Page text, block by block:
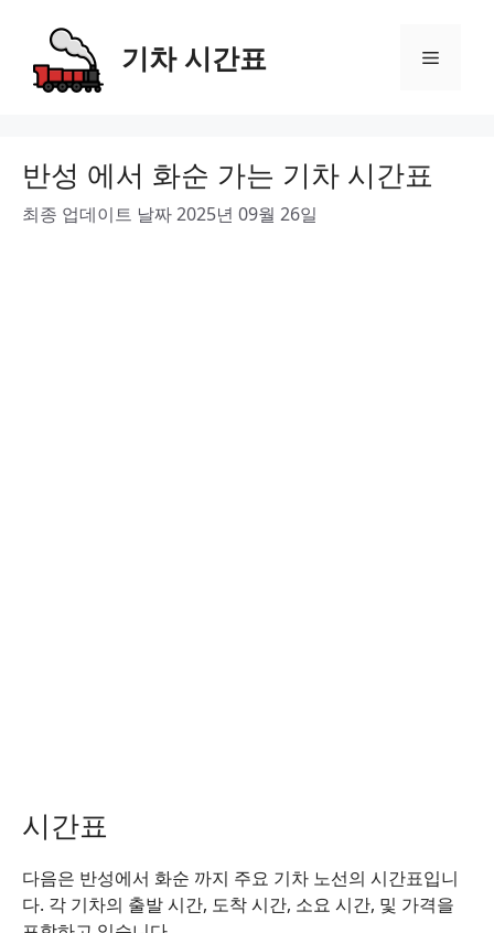
content
기차 시간표 Menu
반성 에서 화순 가는 기차 시간표
최종 업데이트 날짜 2025년 09월 26일
시간표
다음은 반성에서 화순 까지 주요 기차 노선의 시간표입니
다. 각 기차의 출발 시간, 도착 시간, 소요 시간, 및 가격을